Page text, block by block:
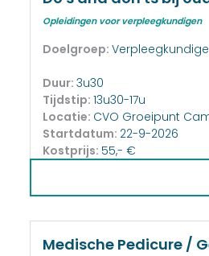
Opleidingen voor verpleegkundigen
Doelgroep:
Duur: 3u30
Tijdstip: 13u30-17u
Locatie: CVO Groeipunt
Startdatum: 22-9-2026
Kostprijs: 55,- €
Medische Pedicure /